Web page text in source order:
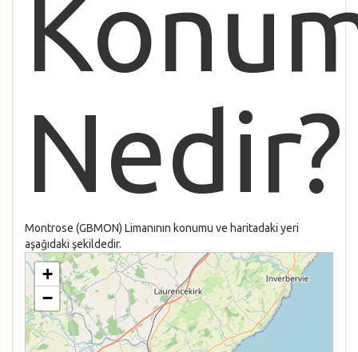
Nedir?
Montrose (GBMON) Limanının konumu ve haritadaki yeri
aşağıdaki şekildedir.
+
−